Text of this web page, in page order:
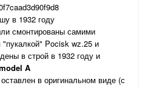
в 1932 году
смонтированы самими
Pocisk wz.25 и
в строй в 1932 году и
A
в оригинальном виде (с